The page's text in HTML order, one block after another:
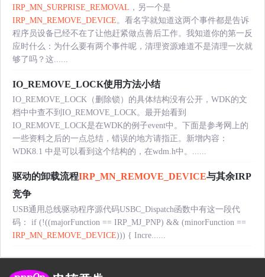
IRP_MN_SURPRISE_REMOVAL ，另一个是
IRP_MN_REMOVE_DEVICE。看名字就知道这两个事件都是告诉
程序员设备已经不在了让他赶紧做点善后工作。我知道你的第一反
应时什么：为什么要有两个事件呢，清理资源难道不是清理一次就
够了吗？这......
IO_REMOVE_LOCK使用方法小结
IO_REMOVE_LOCK（删除锁）的具体结构没有公开，WDK的文
档中中查不到IO_REMOVE_LOCK。最开始看到
IO_REMOVE_LOCK是在WDK的例子event中。下面是参考网上的
一些资料之后的一点总结，错误的地方请指正。新增内容：
WDK8.1 中是可以看到这个结构的，在wdm.h中。......
驱动的卸载流程IRP_MN_REMOVE_DEVICE与其余IRP
竞争
USB通用总线驱动程序源代码USBC_Dispatch函数中有这一段代
码： if (!((majorFunction == IRP_MJ_PNP) && (minorFunction ==
IRP_MN_REMOVE_DEVICE))) { Incre......